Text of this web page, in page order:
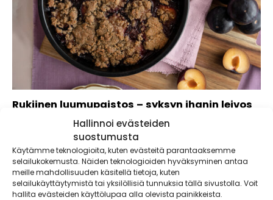
Hallinnoi evästeiden
suostumusta
Käytämme teknologioita, kuten evästeitä parantaaksemme
selailukokemusta. Näiden teknologioiden hyväksyminen antaa
meille mahdollisuuden käsitellä tietoja, kuten
selailukäyttäytymistä tai yksilöllisiä tunnuksia tällä sivustolla. Voit
hallita evästeiden käyttölupaa alla olevista painikkeista.
Rukiinen luumupaistos – syksyn ihanin leivos
Kotimaiset luumut ovat täällä. Luumujen sesonki alkaa
elokuussa ja ne antavat ihanaa makeutta erilaisiin...